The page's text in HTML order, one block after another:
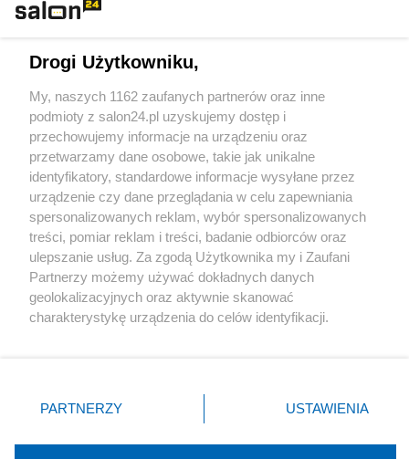
Sport
Społeczeństwo
Kultura
X Facebook Instagram Youtube
Drogi Użytkowniku,
My, naszych 1162 zaufanych partnerów oraz inne
podmioty z salon24.pl uzyskujemy dostęp i
przechowujemy informacje na urządzeniu oraz
przetwarzamy dane osobowe, takie jak unikalne
identyfikatory, standardowe informacje wysyłane przez
urządzenie czy dane przeglądania w celu zapewniania
spersonalizowanych reklam, wybór spersonalizowanych
treści, pomiar reklam i treści, badanie odbiorców oraz
ulepszanie usług. Za zgodą Użytkownika my i Zaufani
Partnerzy możemy używać dokładnych danych
geolokalizacyjnych oraz aktywnie skanować
charakterystykę urządzenia do celów identyfikacji.
zmienić/wycofać klikając przycisk ustawień prywatności
znajdujący się w lewym dolnym rogu strony
rodzaje przetwarzania danych nie wymagają zgody
PARTNERZY USTAWIENIA